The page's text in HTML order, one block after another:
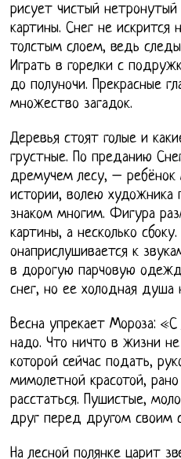
рисует чистый
картины. Снег не искрится
толстым слоем, ведь следы
Играть в горелки с
до полуночи. Прекрасные
множество загадок.
Деревья стоят голые и
грустные. По преданию
дремучем лесу, –
истории, волею художника
знаком многим. Фигура
картины, а несколько
онаприслушивается к
в дорогую парчовую
снег, но ее холодная душа
Весна упрекает Мороза:
надо. Что ничто в жизни
которой сейчас подать,
мимолетной красотой,
расстаться. Пушистые,
друг перед другом своим
На лесной полянке царит